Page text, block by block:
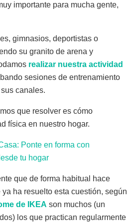
importante para mucha gente,
gimnasios, deportistas o
su granito de arena y
realizar nuestra actividad
sesiones de entrenamiento
canales.
que resolver es cómo
física en nuestro hogar.
Ponte en forma con
tu hogar
que de forma habitual hace
ha resuelto esta cuestión, según
de IKEA son muchos (un
los que practican regularmente